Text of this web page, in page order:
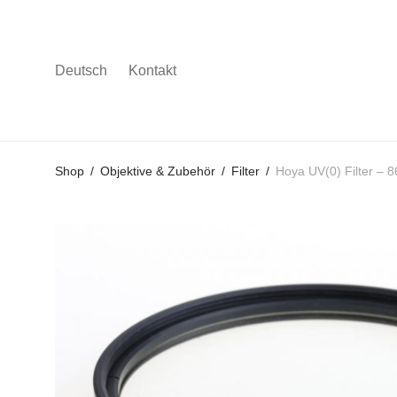
Deutsch Kontakt
Shop / Objektive & Zubehör / Filter / Hoya UV(0) Filter –